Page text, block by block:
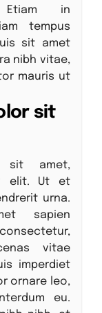
Etiam in
tempus
sit amet
nibh vitae,
mauris ut
sit
sit amet,
elit. Ut et
urna.
sapien
vitae
imperdiet
ornare leo,
eu.